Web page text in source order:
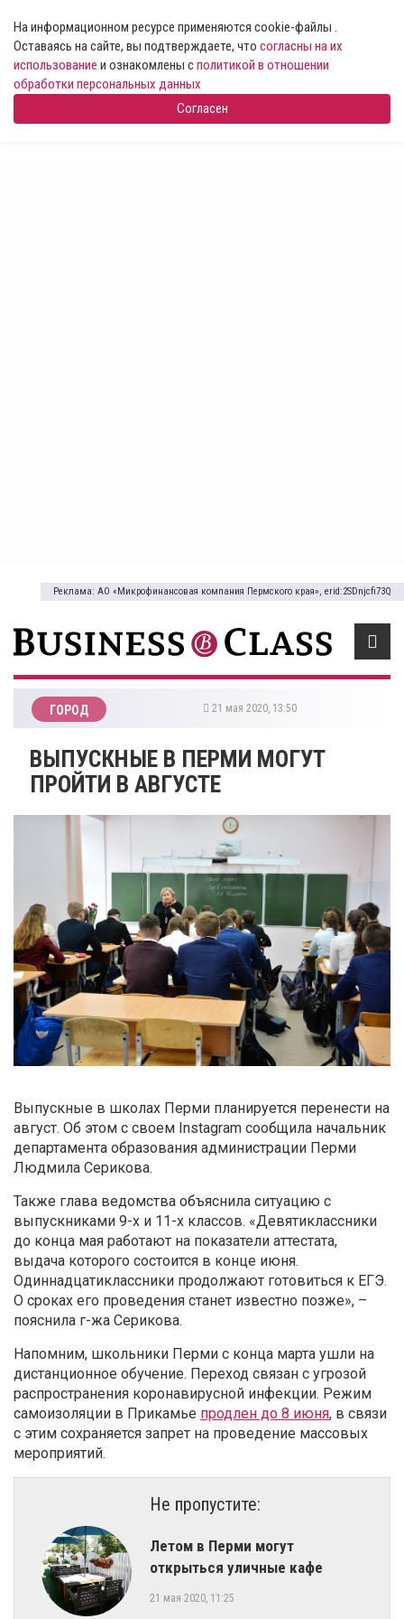
На информационном ресурсе применяются cookie-файлы .
Оставаясь на сайте, вы подтверждаете, что согласны на их
использование и ознакомлены сполитикой в отношении
обработки персональных данных
Согласен
Реклама: АО «Микрофинансовая компания Пермского края», erid:2SDnjcfi73Q
ГОРОД 21 мая 2020, 13:50
ВЫПУСКНЫЕ В ПЕРМИ МОГУТ
ПРОЙТИ В АВГУСТЕ
Выпускные в школах Перми планируется перенести на
август. Об этом с своем Instagram сообщила начальник
департамента образования администрации Перми
Людмила Серикова.
Также глава ведомства объяснила ситуацию с
выпускниками 9-х и 11-х классов. «Девятиклассники
до конца мая работают на показатели аттестата,
выдача которого состоится в конце июня.
Одиннадцатиклассники продолжают готовиться к ЕГЭ.
О сроках его проведения станет известно позже», –
пояснила г-жа Серикова.
Напомним, школьники Перми с конца марта ушли на
дистанционное обучение. Переход связан с угрозой
распространения коронавирусной инфекции. Режим
самоизоляции в Прикамье продлен до 8 июня, в связи
с этим сохраняется запрет на проведение массовых
мероприятий.
Не пропустите:
Летом в Перми могут
открыться уличные кафе
21 мая 2020, 11:25